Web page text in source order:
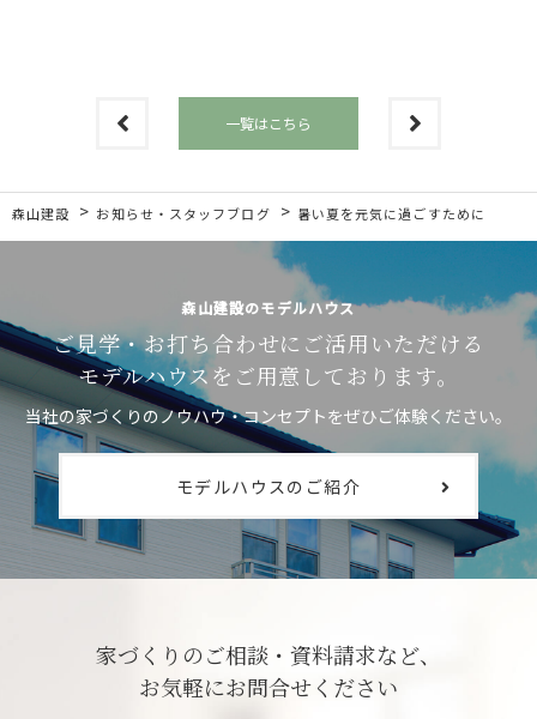
一覧はこちら
森山建設 > お知らせ・スタッフブログ > 暑い夏を元気に過ごすために
森山建設のモデルハウス
ご見学・お打ち合わせに ご活用いただける
モデルハウスを ご用意しております。
当社の家づくりのノウハウ・コンセプトをぜひご体験ください。
モデルハウスのご紹介
家づくりのご相談・資料請求など、
お気軽にお問合せください